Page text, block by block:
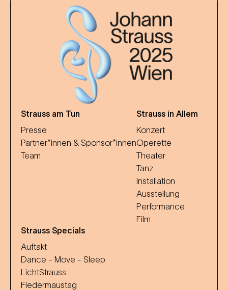
Strauss am Tun
Presse
Partner*innen & Sponsor*innen
Team
Strauss in Allem
Konzert
Operette
Theater
Tanz
Installation
Ausstellung
Performance
Film
Strauss Specials
Auftakt
Dance - Move - Sleep
LichtStrauss
Fledermaustag